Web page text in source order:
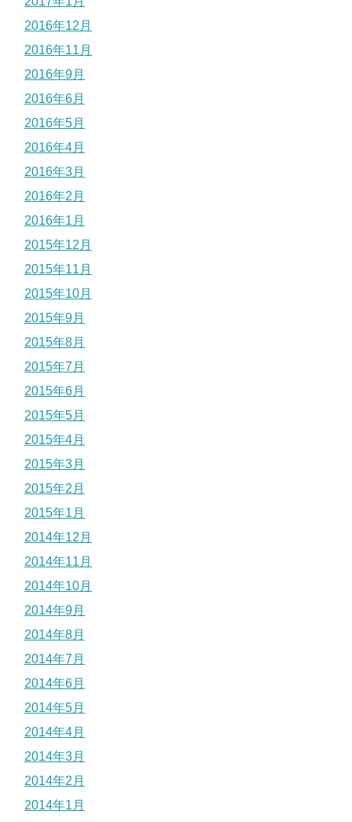
2016年12月
2016年11月
2016年9月
2016年6月
2016年5月
2016年4月
2016年3月
2016年2月
2016年1月
2015年12月
2015年11月
2015年10月
2015年9月
2015年8月
2015年7月
2015年6月
2015年5月
2015年4月
2015年3月
2015年2月
2015年1月
2014年12月
2014年11月
2014年10月
2014年9月
2014年8月
2014年7月
2014年6月
2014年5月
2014年4月
2014年3月
2014年2月
2014年1月